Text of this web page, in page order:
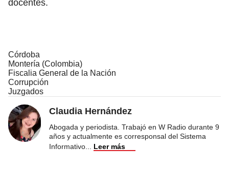
docentes.
Córdoba
Montería (Colombia)
Fiscalia General de la Nación
Corrupción
Juzgados
Claudia Hernández
Abogada y periodista. Trabajó en W Radio durante 9
años y actualmente es corresponsal del Sistema
Informativo
Leer más